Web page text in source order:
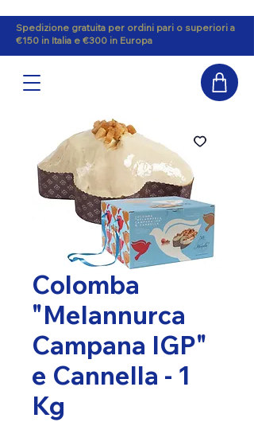
Spedizione gratuita per ordini pari o superiori a
€150 in Italia e €300 in Europa
Colomba
"Melannurca
Campana IGP"
e Cannella - 1
Kg